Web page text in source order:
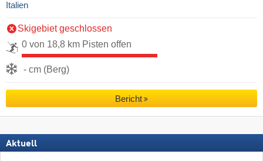
Italien
Skigebiet geschlossen
0 von 18,8 km Pisten offen
- cm (Berg)
Bericht
Aktuell